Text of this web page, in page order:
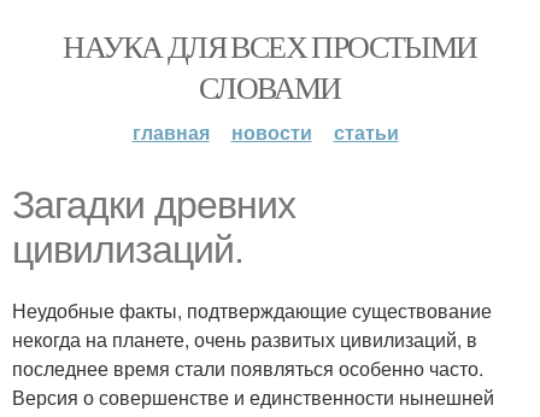
НАУКА ДЛЯ ВСЕХ ПРОСТЫМИ
СЛОВАМИ
главная новости статьи
Загадки древних
цивилизаций.
Неудобные факты, подтверждающие существование
некогда на планете, очень развитых цивилизаций, в
последнее время стали появляться особенно часто.
Версия о совершенстве и единственности нынешней